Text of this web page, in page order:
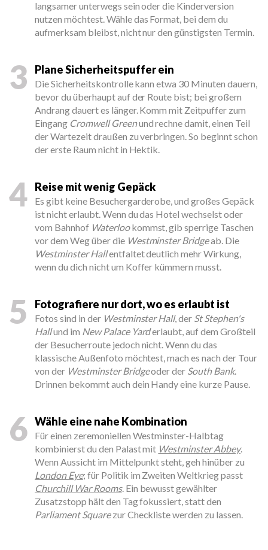
langsamer unterwegs sein oder die Kinderversion
nutzen möchtest. Wähle das Format, bei dem du
aufmerksam bleibst, nicht nur den günstigsten Termin.
3 Plane Sicherheitspuffer ein
Die Sicherheitskontrolle kann etwa 30 Minuten dauern,
bevor du überhaupt auf der Route bist; bei großem
Andrang dauert es länger. Komm mit Zeitpuffer zum
Eingang Cromwell Greenund rechne damit, einen Teil
der Wartezeit draußen zu verbringen. So beginnt schon
der erste Raum nicht in Hektik.
4 Reise mit wenig Gepäck
Es gibt keine Besuchergarderobe, und großes Gepäck
ist nicht erlaubt. Wenn du das Hotel wechselst oder
vom Bahnhof Waterlookommst, gib sperrige Taschen
vor dem Weg über die Westminster Bridgeab. Die
Westminster Hallentfaltet deutlich mehr Wirkung,
wenn du dich nicht um Koffer kümmern musst.
5 Fotografiere nur dort, wo es erlaubt ist
Fotos sind in der Westminster Hall, der St Stephen's
Hallund im New Palace Yarderlaubt, auf dem Großteil
der Besucherroute jedoch nicht. Wenn du das
klassische Außenfoto möchtest, mach es nach der Tour
von der Westminster Bridgeoder der South Bank.
Drinnen bekommt auch dein Handy eine kurze Pause.
6 Wähle eine nahe Kombination
Für einen zeremoniellen Westminster-Halbtag
kombinierst du den Palast mit Westminster Abbey.
Wenn Aussicht im Mittelpunkt steht, geh hinüber zu
London Eye; für Politik im Zweiten Weltkrieg passt
Churchill War Rooms. Ein bewusst gewählter
Zusatzstopp hält den Tag fokussiert, statt den
Parliament Squarezur Checkliste werden zu lassen.